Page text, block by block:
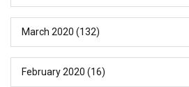
March 2020 (132)
February 2020 (16)